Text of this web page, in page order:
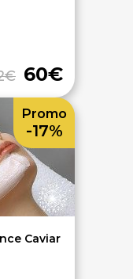
60€
Caviar
Promo
-17%